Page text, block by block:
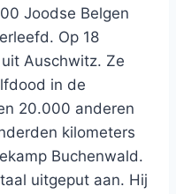
Joodse Belgen
Op 18
Auschwitz. Ze
in de
20.000 anderen
kilometers
Buchenwald.
uitgeput aan. Hij